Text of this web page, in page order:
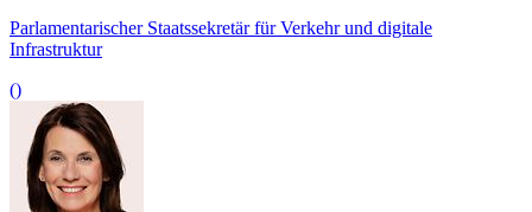
Parlamentarischer Staatssekretär für Verkehr und digitale
Infrastruktur
()